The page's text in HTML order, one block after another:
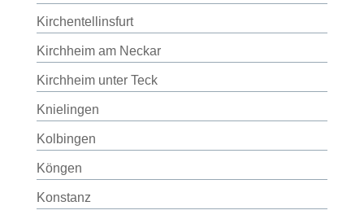
Kirchentellinsfurt
Kirchheim am Neckar
Kirchheim unter Teck
Knielingen
Kolbingen
Köngen
Konstanz